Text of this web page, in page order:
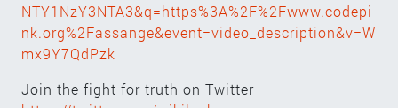
NTY1NzY3NTA3&q=https%3A%2F%2Fwww.codepi
nk.org%2Fassange&event=video_description&v=W
mx9Y7QdPzk
Join the fight for truth on Twitter